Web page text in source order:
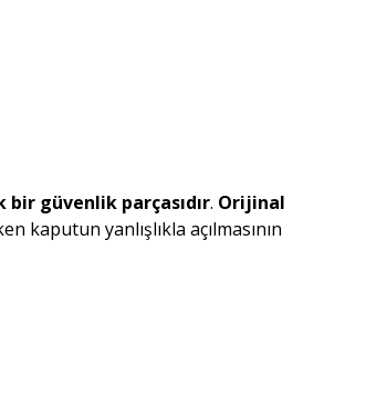
güvenlik parçasıdır. Orijinal
kaputun yanlışlıkla açılmasının